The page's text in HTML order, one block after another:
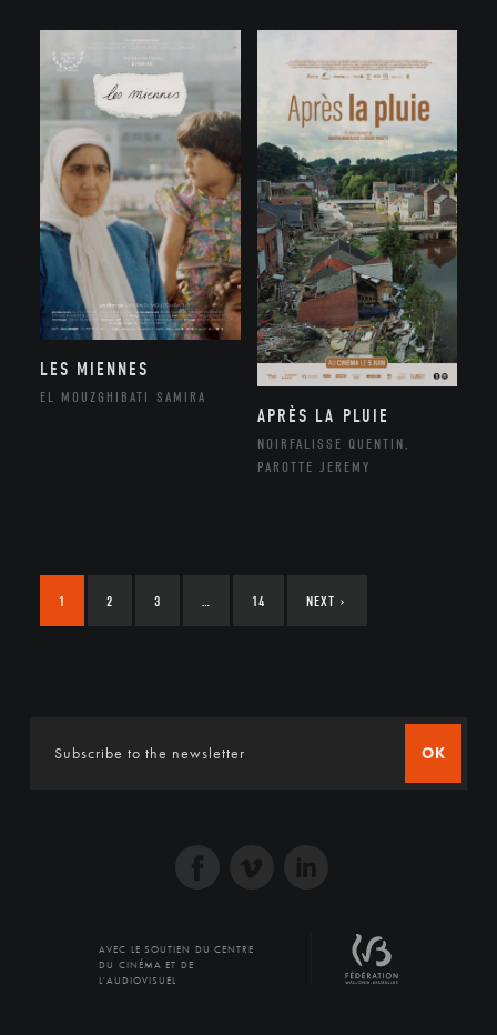
LES MIENNES
EL MOUZGHIBATI SAMIRA
APRÈS LA PLUIE
NOIRFALISSE QUENTIN,
PAROTTE JEREMY
1 2 3 14 NEXT ›
OK
AVEC LE SOUTIEN DU CENTRE
DU CINÉMA ET DE
L'AUDIOVISUEL